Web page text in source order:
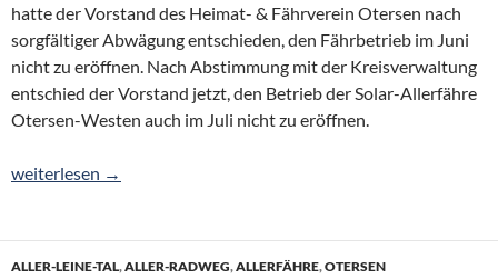
hatte der Vorstand des Heimat- & Fährverein Otersen nach
sorgfältiger Abwägung entschieden, den Fährbetrieb im Juni
nicht zu eröffnen. Nach Abstimmung mit der Kreisverwaltung
entschied der Vorstand jetzt, den Betrieb der Solar-Allerfähre
Otersen-Westen auch im Juli nicht zu eröffnen.
Kein Fährbetrieb bis auf weiteres
weiterlesen →
ALLER-LEINE-TAL,ALLER-RADWEG,ALLERFÄHRE,OTERSEN